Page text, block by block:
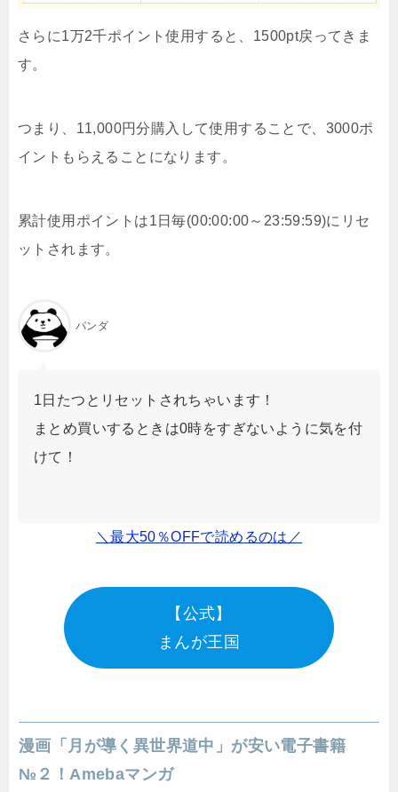
さらに1万2千ポイント使用すると、1500pt戻ってきま
す。
つまり、11,000円分購入して使用することで、3000ポ
イントもらえることになります。
累計使用ポイントは1日毎(00:00:00～23:59:59)にリセ
ットされます。
パンダ
1日たつとリセットされちゃいます！
まとめ買いするときは0時をすぎないように気を付
けて！
＼最大50％OFFで読めるのは／
【公式】
まんが王国
漫画「月が導く異世界道中」が安い電子書籍
№２！Amebaマンガ